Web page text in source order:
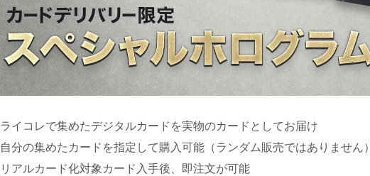
ライコレで集めたデジタルカードを実物のカードとしてお届け
自分の集めたカードを指定して購入可能（ランダム販売ではありません）
リアルカード化対象カード入手後、即注文が可能